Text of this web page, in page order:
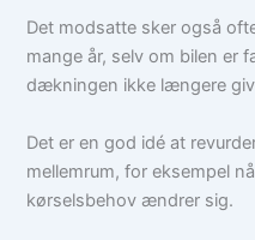
Det modsatte sker også
mange år, selv om bilen er
dækningen ikke længere
Det er en god idé at
mellemrum, for eksempel
kørselsbehov ændrer sig.